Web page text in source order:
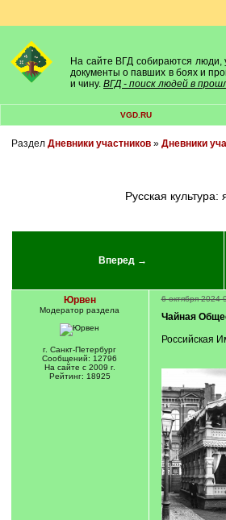
На сайте ВГД собираются люди,
документы о павших в боях и
и чину. ВГД - поиск людей в
VGD.RU
Раздел Дневники участников» Дневники
Русская
Вперед →
Юрвен
Модератор раздела
г. Санкт-Петербург
Сообщений: 12796
На сайте с 2009 г.
Рейтинг: 18925
6 октября 2024
Чайная
Российская